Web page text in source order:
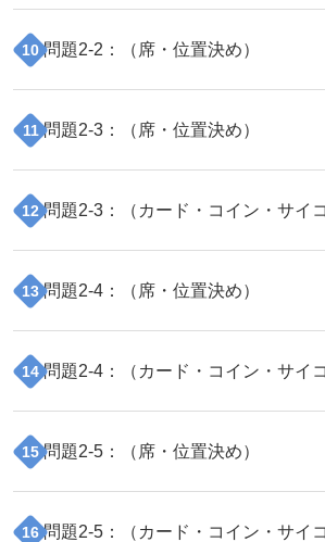
10 問題2-2 ：（ 席・位置決め）
11 問題2-3 ：（ 席・位置決め）
12 問題2-3 ：（ カード・コイン・サイ
13 問題2-4 ：（ 席・位置決め）
14 問題2-4 ：（ カード・コイン・サイ
15 問題2-5 ：（ 席・位置決め）
16 問題2-5 ：（ カード・コイン・サイ